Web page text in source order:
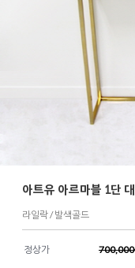
아트유 아르마블 1단
라일락 / 발색골드
정상가